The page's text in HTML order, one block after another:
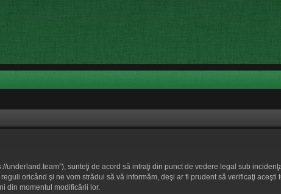
underland.team”), sunteţi de acord să intraţi din punct de vedere legal sub
oricând şi ne vom strădui să vă informăm, deşi ar fi prudent să verificaţi
din momentul modificării lor.